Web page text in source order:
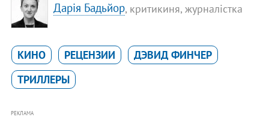
Дарія Бадьйор, критикиня, журналістка
КИНО РЕЦЕНЗИИ
ДЭВИД ФИНЧЕР
ТРИЛЛЕРЫ
РЕКЛАМА